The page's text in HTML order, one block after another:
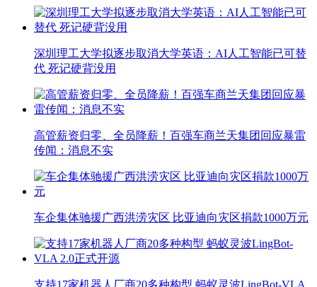
深圳理工大学拟逐步取消大学英语：AI人工智能已可替
代 死记硬背没用
高管薪资归零、全员降薪！百强车商兰天集团回应暴雷
传闻：消息不实
车企集体驰援广西洪涝灾区 比亚迪向灾区捐款1000万元
支持17家机器人厂商20多种构型 蚂蚁灵波LingBot-VLA